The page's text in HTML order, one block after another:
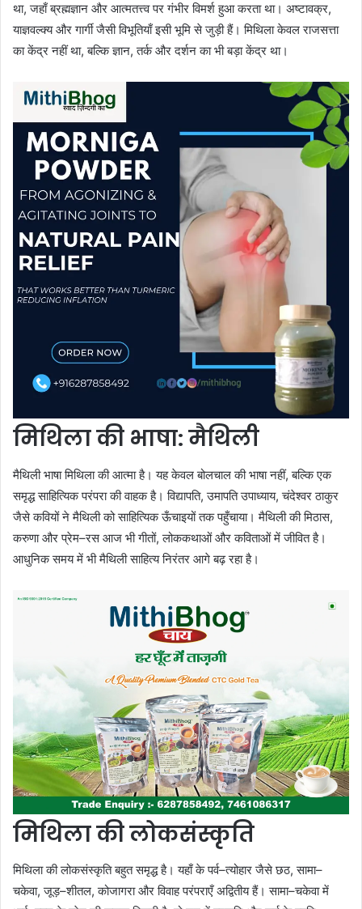
था, जहाँ ब्रह्मज्ञान और आत्मतत्त्व पर गंभीर विमर्श हुआ करता था। अष्टावक्र,
याज्ञवल्क्य और गार्गी जैसी विभूतियाँ इसी भूमि से जुड़ी हैं। मिथिला केवल राजसत्ता
का केंद्र नहीं था, बल्कि ज्ञान, तर्क और दर्शन का भी बड़ा केंद्र था।
मिथिला की भाषा: मैथिली
मैथिली भाषा मिथिला की आत्मा है। यह केवल बोलचाल की भाषा नहीं, बल्कि एक
समृद्ध साहित्यिक परंपरा की वाहक है। विद्यापति, उमापति उपाध्याय, चंदेश्वर ठाकुर
जैसे कवियों ने मैथिली को साहित्यिक ऊँचाइयों तक पहुँचाया। मैथिली की मिठास,
करुणा और प्रेम–रस आज भी गीतों, लोककथाओं और कविताओं में जीवित है।
आधुनिक समय में भी मैथिली साहित्य निरंतर आगे बढ़ रहा है।
मिथिला की लोकसंस्कृति
मिथिला की लोकसंस्कृति बहुत समृद्ध है। यहाँ के पर्व–त्योहार जैसे छठ, सामा–
चकेवा, जूड़–शीतल, कोजागरा और विवाह परंपराएँ अद्वितीय हैं। सामा–चकेवा में